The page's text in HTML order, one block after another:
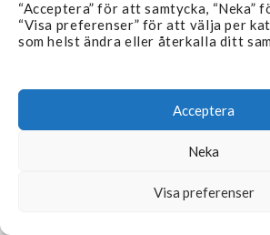
“Acceptera” för att samtycka, “Neka”
“Visa preferenser” för att välja per
som helst ändra eller återkalla ditt
Acceptera
Neka
Visa preferenser
Branscher
Aktuellt